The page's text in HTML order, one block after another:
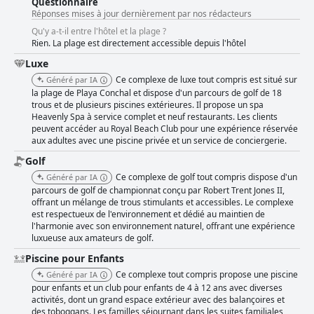
amateurs de golf, l'hôtel dispose d'un beau terrain de golf en parfait état,
Westin Reserva Conchal est un complexe luxueux et exceptionnel qui a
dépassé les attentes des clients et leur a permis de vivre une superbe
expérience de vacances.
Réponses mises à jour dernièrement par nos rédacteurs
Qu'y a-t-il entre l'hôtel et la plage ?
Rien. La plage est directement accessible depuis l'hôtel
Luxe
Généré par IA
Ce complexe de luxe tout compris est situé sur
la plage de Playa Conchal et dispose d'un parcours de golf de 18
trous et de plusieurs piscines extérieures. Il propose un spa
Heavenly Spa à service complet et neuf restaurants. Les clients
peuvent accéder au Royal Beach Club pour une expérience réservée
aux adultes avec une piscine privée et un service de conciergerie.
Golf
Généré par IA
Ce complexe de golf tout compris dispose d'un
parcours de golf de championnat conçu par Robert Trent Jones II,
offrant un mélange de trous stimulants et accessibles. Le complexe
est respectueux de l'environnement et dédié au maintien de
l'harmonie avec son environnement naturel, offrant une expérience
luxueuse aux amateurs de golf.
Piscine pour Enfants
Généré par IA
Ce complexe tout compris propose une piscine
pour enfants et un club pour enfants de 4 à 12 ans avec diverses
activités, dont un grand espace extérieur avec des balançoires et
des toboggans. Les familles séjournant dans les suites familiales